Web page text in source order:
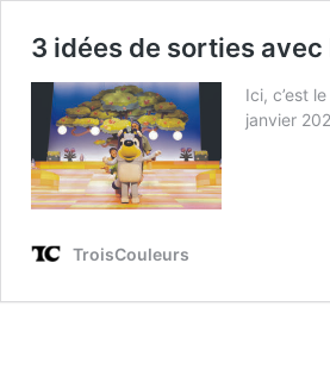
3 idées de sorties
Ici, c’est
janvier
TroisCouleurs